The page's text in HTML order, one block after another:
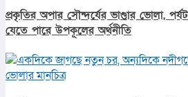
প্রকৃতির অপার সৌন্দর্যের ভাণ্ডার ভোলা,
যেতে পারে উপকূলের অর্থনীতি